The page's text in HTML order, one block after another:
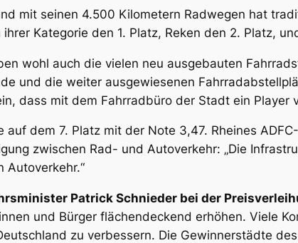
mit seinen 4.500 Kilometern Radwegen hat
Kategorie den 1. Platz, Reken den 2. Platz,
wohl auch die vielen neu ausgebauten
und die weiter ausgewiesenen
dass mit dem Fahrradbüro der Stadt ein
auf dem 7. Platz mit der Note 3,47. Rheines
zwischen Rad- und Autoverkehr: „Die
Autoverkehr.“
Patrick Schnieder bei der
und Bürger flächendeckend erhöhen. Viele
zu verbessern. Die Gewinnerstädte